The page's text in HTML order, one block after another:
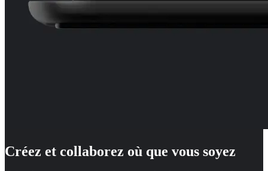
Créez et collaborez où que vous soyez